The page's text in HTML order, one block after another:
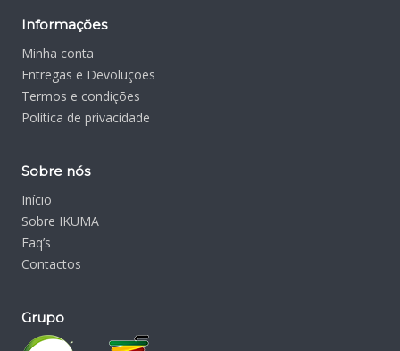
Informações
Minha conta
Entregas e Devoluções
Termos e condições
Política de privacidade
Sobre nós
Início
Sobre IKUMA
Faq’s
Contactos
Grupo